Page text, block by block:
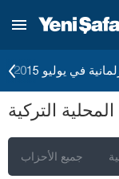
في يوليو 2015
التركية
جميع الأحزاب
أكسراي
أماصيا
أنطاليا
أرداهان
أيدن